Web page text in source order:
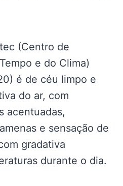
(Centro de
e do Clima)
é de céu limpo e
do ar, com
acentuadas,
e sensação de
gradativa
durante o dia.